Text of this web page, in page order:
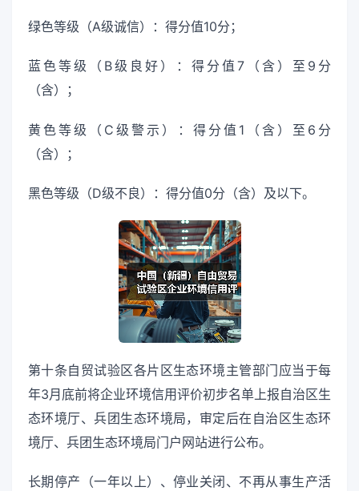
绿色等级（A级诚信）：得分值10分；
蓝色等级（B级良好）：得分值7（含）至9分
（含）；
黄色等级（C级警示）：得分值1（含）至6分
（含）；
黑色等级（D级不良）：得分值0分（含）及以下。
第十条自贸试验区各片区生态环境主管部门应当于每
年3月底前将企业环境信用评价初步名单上报自治区生
态环境厅、兵团生态环境局，审定后在自治区生态环
境厅、兵团生态环境局门户网站进行公布。
长期停产（一年以上）、停业关闭、不再从事生产活